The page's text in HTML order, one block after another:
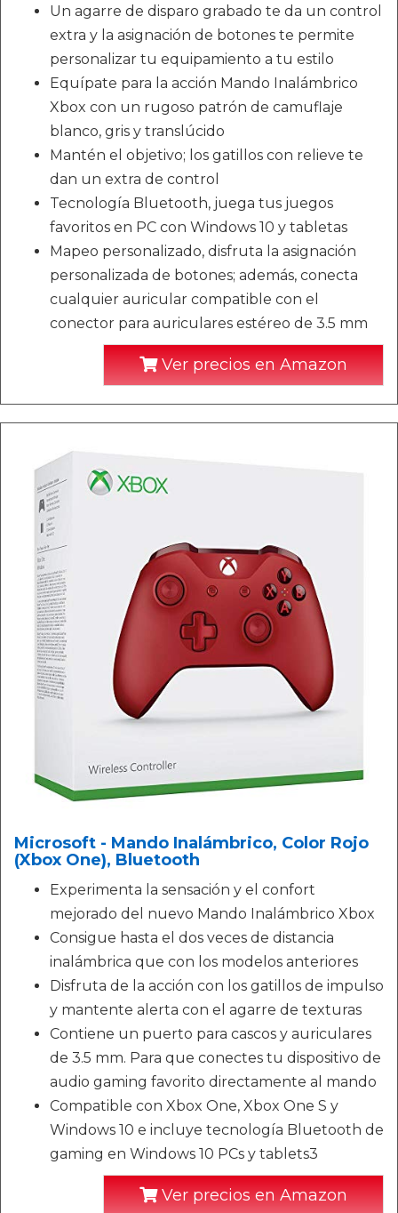
Un agarre de disparo grabado te da un control
extra y la asignación de botones te permite
personalizar tu equipamiento a tu estilo
Equípate para la acción Mando Inalámbrico
Xbox con un rugoso patrón de camuflaje
blanco, gris y translúcido
Mantén el objetivo; los gatillos con relieve te
dan un extra de control
Tecnología Bluetooth, juega tus juegos
favoritos en PC con Windows 10 y tabletas
Mapeo personalizado, disfruta la asignación
personalizada de botones; además, conecta
cualquier auricular compatible con el
conector para auriculares estéreo de 3.5 mm
Ver precios en Amazon
Microsoft - Mando Inalámbrico, Color Rojo
(Xbox One), Bluetooth
Experimenta la sensación y el confort
mejorado del nuevo Mando Inalámbrico Xbox
Consigue hasta el dos veces de distancia
inalámbrica que con los modelos anteriores
Disfruta de la acción con los gatillos de impulso
y mantente alerta con el agarre de texturas
Contiene un puerto para cascos y auriculares
de 3.5 mm. Para que conectes tu dispositivo de
audio gaming favorito directamente al mando
Compatible con Xbox One, Xbox One S y
Windows 10 e incluye tecnología Bluetooth de
gaming en Windows 10 PCs y tablets3
Ver precios en Amazon